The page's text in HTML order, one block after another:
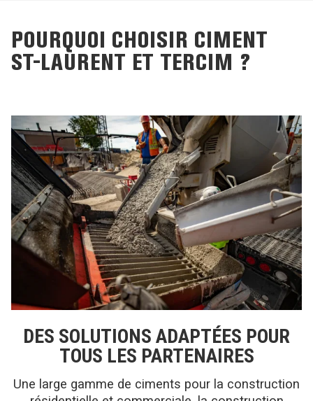
POURQUOI CHOISIR CIMENT
ST-LAURENT ET TERCIM ?
DES SOLUTIONS ADAPTÉES POUR
TOUS LES PARTENAIRES
Une large gamme de ciments pour la construction